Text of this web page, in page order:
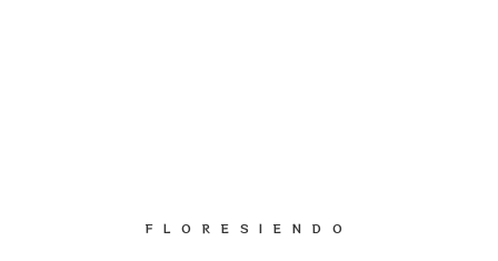
FLORESIENDO